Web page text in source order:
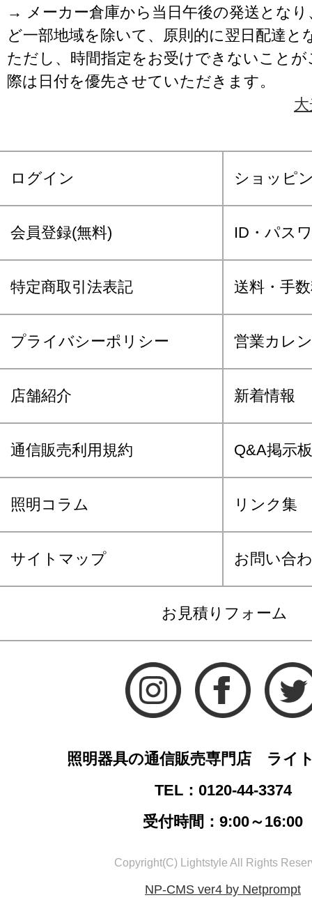
→ メーカー倉庫から当日午後の発送となり
ど一部地域を除いて、原則的に翌日配達と
ただし、時間指定をお受けできないこと
際は日付を優先させていただきます。
ログイン ショッピ
会員登録(無料) ID・パス
特定商取引法表記 送料・手
プライバシーポリシー 営業カレ
店舗紹介 新着情報
通信販売利用規約 Q&A掲示板
照明コラム リンク集
サイトマップ お問い合
お見積りフォーム
照明器具の通信販売専門店 ライ
TEL：0120-44-3374
受付時間：9:00～16:00
Copyright(C) Lightstyle All Rights
NP-CMS ver4 by Netprompt